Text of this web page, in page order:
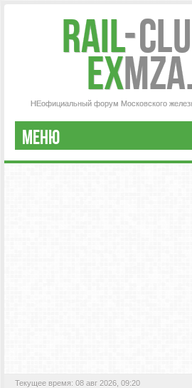
Rail-
ex
НЕофициальный форум Московского
МЕНЮ
РЕГИСТРАЦИЯ
Текущее время: 08 авг 2026, 09:20